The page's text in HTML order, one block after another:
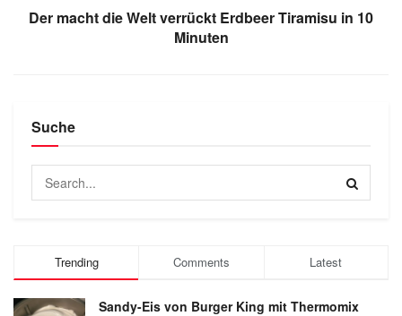
Der macht die Welt verrückt Erdbeer Tiramisu in 10
Minuten
Suche
Trending Comments Latest
Sandy-Eis von Burger King mit Thermomix